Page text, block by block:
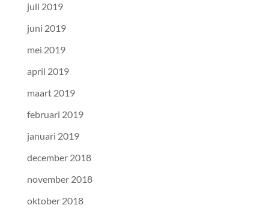
juli 2019
juni 2019
mei 2019
april 2019
maart 2019
februari 2019
januari 2019
december 2018
november 2018
oktober 2018